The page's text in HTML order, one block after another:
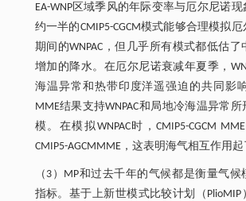
EA-WNP区域季风的年际变率与厄尔尼诺
约一半的CMIP5-CGCM模式能够合理模拟
期间的WNPAC，但几乎所有模式都低估
增加的降水。在厄尔尼诺衰减年夏季，
海温异常和热带印度洋遥强迫的共同影响
MME结果支持WNPAC和局地冷海温异常
模。在模拟WNPAC时，CMIP5-CGCM
CMIP5-AGCMMME，这表明海气相互作用起
（3）MP和过去千年的气候都是衡量气候
指标。基于上新世模式比较计划（PlioMIP